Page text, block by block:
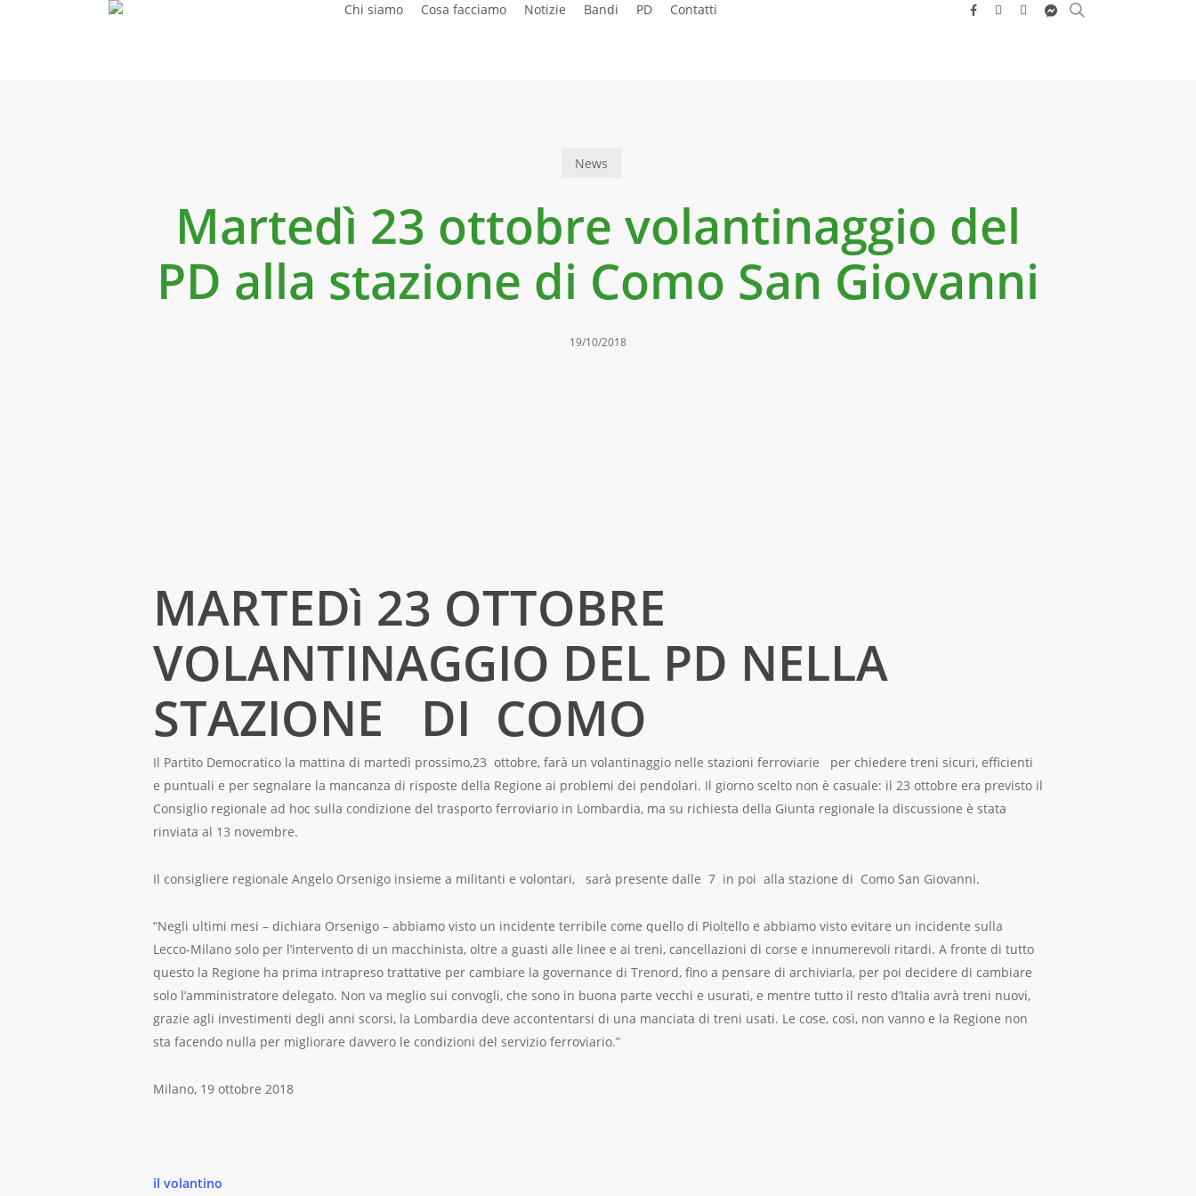
Chi siamo Cosa facciamo Notizie Bandi PD Contatti facebook
youtubeinstagram
messenger
News
Martedì 23 ottobre volantinaggio del
PD alla stazione di Como San Giovanni
19/10/2018
MARTEDì 23 OTTOBRE
VOLANTINAGGIO DEL PD NELLA
STAZIONE DI COMO
Il Partito Democratico la mattina di martedì prossimo,23 ottobre, farà un volantinaggio nelle stazioni ferroviarie per chiedere treni sicuri, efficienti
e puntuali e per segnalare la mancanza di risposte della Regione ai problemi dei pendolari. Il giorno scelto non è casuale: il 23 ottobre era previsto il
Consiglio regionale ad hoc sulla condizione del trasporto ferroviario in Lombardia, ma su richiesta della Giunta regionale la discussione è stata
rinviata al 13 novembre.
Il consigliere regionale Angelo Orsenigo insieme a militanti e volontari, sarà presente dalle 7 in poi alla stazione di Como San Giovanni.
“Negli ultimi mesi – dichiara Orsenigo – abbiamo visto un incidente terribile come quello di Pioltello e abbiamo visto evitare un incidente sulla
Lecco-Milano solo per l’intervento di un macchinista, oltre a guasti alle linee e ai treni, cancellazioni di corse e innumerevoli ritardi. A fronte di tutto
questo la Regione ha prima intrapreso trattative per cambiare la governance di Trenord, fino a pensare di archiviarla, per poi decidere di cambiare
solo l’amministratore delegato. Non va meglio sui convogli, che sono in buona parte vecchi e usurati, e mentre tutto il resto d’Italia avrà treni nuovi,
grazie agli investimenti degli anni scorsi, la Lombardia deve accontentarsi di una manciata di treni usati. Le cose, così, non vanno e la Regione non
sta facendo nulla per migliorare davvero le condizioni del servizio ferroviario.”
Milano, 19 ottobre 2018
il volantino